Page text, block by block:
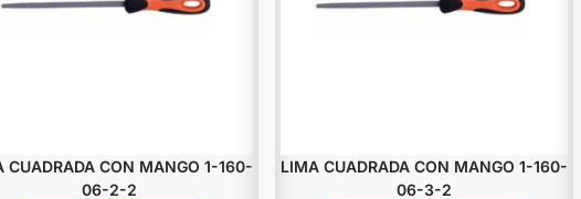
CUADRADA CON MANGO 1-160-
06-2-2
LIMA CUADRADA CON MANGO 1-160-
06-3-2